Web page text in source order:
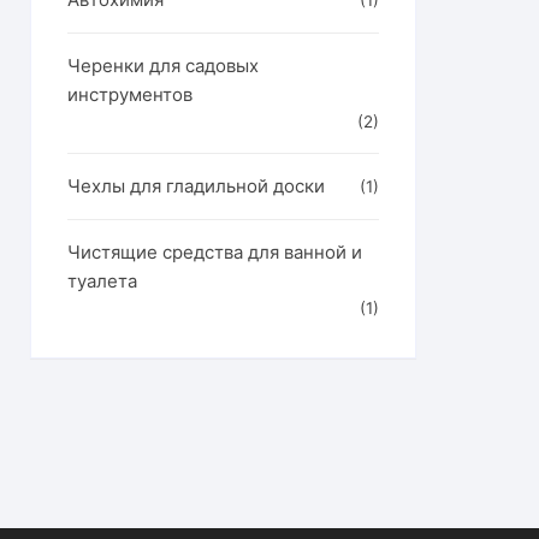
Черенки для садовых
инструментов
(2)
Чехлы для гладильной доски (1)
Чистящие средства для ванной и
туалета
(1)